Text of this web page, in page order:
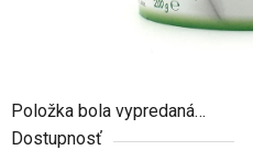
Položka bola vypredaná…
Dostupnosť